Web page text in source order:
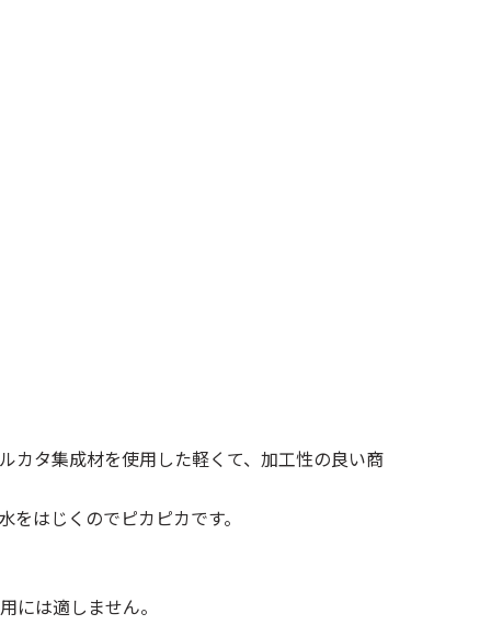
カタ集成材を使用した軽くて、加工性の良い商
はじくのでピカピカです。
には適しません。